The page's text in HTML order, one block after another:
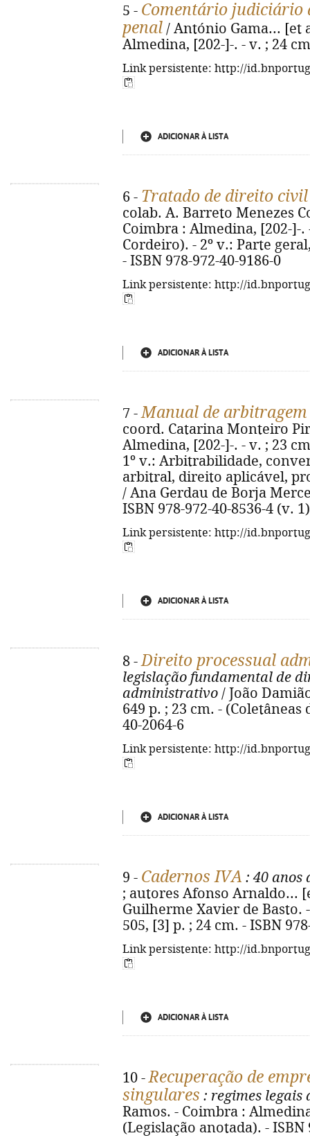
5 - Comentário judiciário
penal / António Gama... [et
Almedina, [202-]-. - v. ; 24
Link persistente: http://
ADICIONAR À LISTA
6 - Tratado de direito civil
colab. A. Barreto Menezes
Coimbra : Almedina, [202-]-.
Cordeiro). - 2º v.: Parte
- ISBN 978-972-40-9186-0
Link persistente: http://
ADICIONAR À LISTA
7 -Manual de
coord. Catarina Monteiro
Almedina, [202-]-. - v. ; 23
1º v.: Arbitrabilidade,
arbitral, direito aplicável,
/ Ana Gerdau de Borja
ISBN 978-972-40-8536-4 (v. 1)
Link persistente: http://
ADICIONAR À LISTA
8 -Direito processual
legislação fundamental de
administrativo / João
649 p. ; 23 cm. - (Coletâneas
40-2064-6
Link persistente: http://
ADICIONAR À LISTA
9 - Cadernos IVA : 40 anos
; autores Afonso Arnaldo...
Guilherme Xavier de Basto.
505, [3] p. ; 24 cm. - ISBN
Link persistente: http://
ADICIONAR À LISTA
10 -Recuperação de
singulares : regimes legais
Ramos. - Coimbra :
(Legislação anotada). - ISBN